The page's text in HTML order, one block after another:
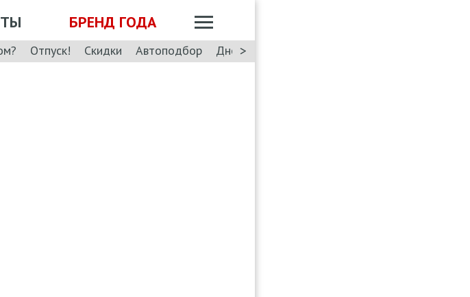
БРЕНД ГОДА
Отпуск! Скидки Автоподбор Дневник: Лада Искра
>